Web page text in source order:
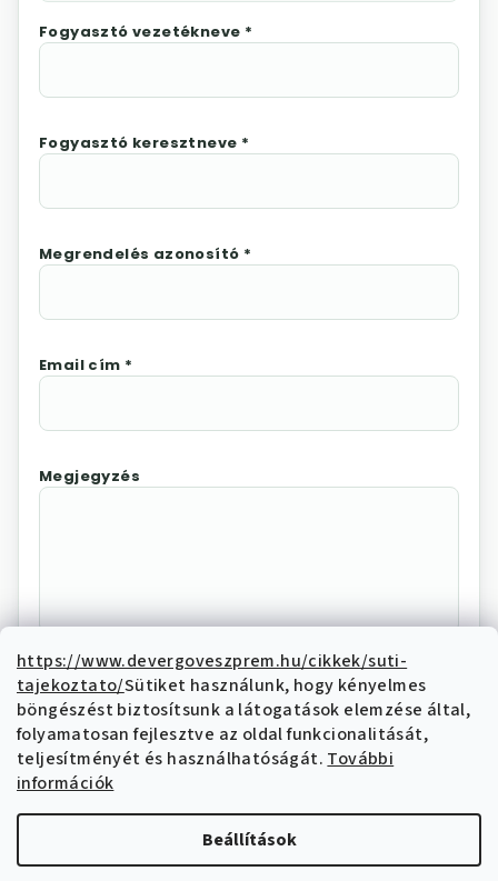
https://www.devergoveszprem.hu/cikkek/suti-
tajekoztato/Sütiket használunk, hogy kényelmes
böngészést biztosítsunk a látogatások elemzése által,
folyamatosan fejlesztve az oldal funkcionalitását,
teljesítményét és használhatóságát. További
információk
Beállítások
Fogyasztó vezetékneve *
Fogyasztó keresztneve *
Megrendelés azonosító *
Email cím *
Megjegyzés
Az "Elállás megerősítése"
megnyomásával Ön elektronikus úton
elállási nyilatkozatot tesz és nyilatkozik,
hogy megismerte és elfogadja az elállási
funkcióval kapcsolatban az
tájékoztatóbanírtakat.